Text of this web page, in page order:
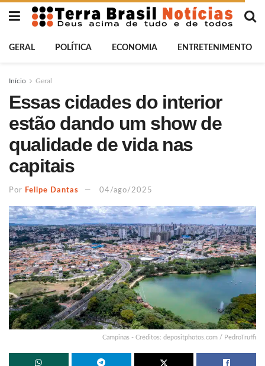
GERAL POLÍTICA ECONOMIA ENTRETENIMENTO
Início Geral
Essas cidades do interior
estão dando um show de
qualidade de vida nas
capitais
Por Felipe Dantas 04/ago/2025
Campinas - Créditos: depositphotos.com / PedroTruffi